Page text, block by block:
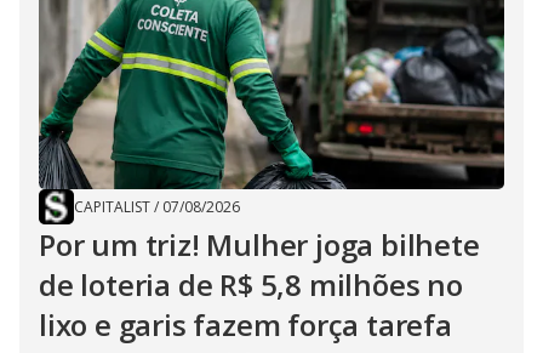
CAPITALIST/ 07/08/2026
Por um triz! Mulher joga bilhete
de loteria de R$ 5,8 milhões no
lixo e garis fazem força tarefa